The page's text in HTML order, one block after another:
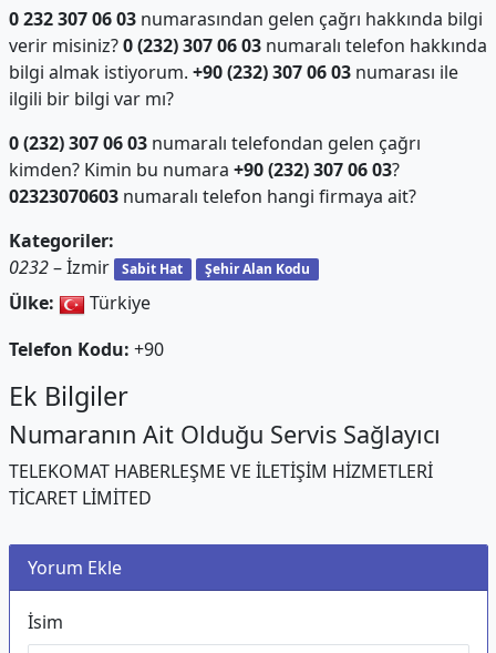
0 232 307 06 03numarasından gelen çağrı hakkında bilgi
verir misiniz?0 (232) 307 06 03numaralı telefon hakkında
bilgi almak istiyorum. +90 (232) 307 06 03numarası ile
ilgili bir bilgi var mı?
0 (232) 307 06 03numaralı telefondan gelen çağrı
kimden? Kimin bu numara +90 (232) 307 06 03?
02323070603numaralı telefon hangi firmaya ait?
Kategoriler:
0232– İzmir Sabit Hat Şehir Alan Kodu
Ülke:
Türkiye
Telefon Kodu: +90
Ek Bilgiler
Numaranın Ait Olduğu Servis Sağlayıcı
TELEKOMAT HABERLEŞME VE İLETİŞİM HİZMETLERİ
TİCARET LİMİTED
Yorum Ekle
İsim